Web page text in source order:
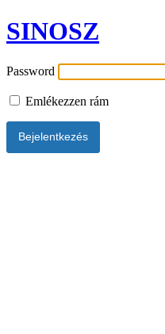
SINOSZ
Password
Emlékezzen rám